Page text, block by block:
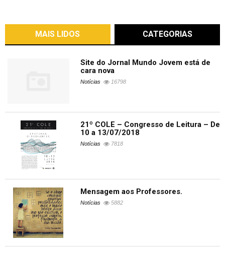
MAIS LIDOS CATEGORIAS
Site do Jornal Mundo Jovem está de
cara nova
Notícias 16798
21º COLE – Congresso de Leitura – De
10 a 13/07/2018
Notícias 7818
Mensagem aos Professores.
Notícias 5882